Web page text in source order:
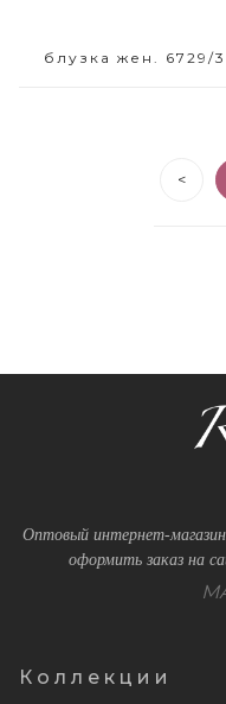
блузка жен. 6729/3
<
Оптовый интернет-
оформить заказ на
Коллекции